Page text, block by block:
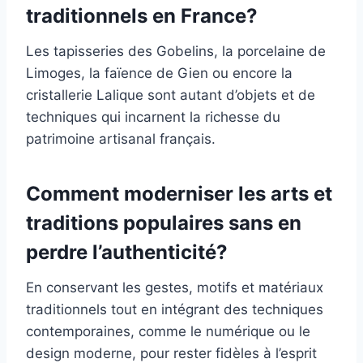
traditionnels en France?
Les tapisseries des Gobelins, la porcelaine de
Limoges, la faïence de Gien ou encore la
cristallerie Lalique sont autant d’objets et de
techniques qui incarnent la richesse du
patrimoine artisanal français.
Comment moderniser les arts et
traditions populaires sans en
perdre l’authenticité?
En conservant les gestes, motifs et matériaux
traditionnels tout en intégrant des techniques
contemporaines, comme le numérique ou le
design moderne, pour rester fidèles à l’esprit